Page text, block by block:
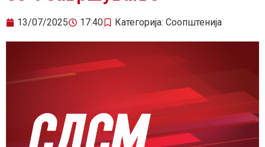
13/07/2025 17:40 Категорија: Соопштенија